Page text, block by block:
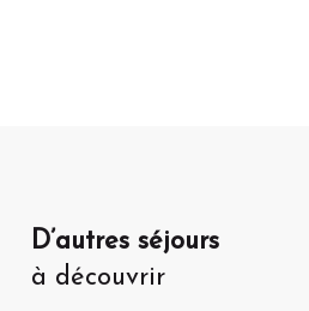
D’autres séjours
à découvrir